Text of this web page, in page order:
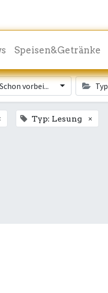
Speisen&Getränke
Schon vorbei... Typ
Typ: Lesung ×